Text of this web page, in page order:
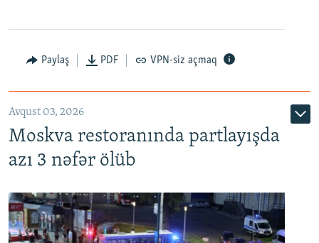
Paylaş PDF VPN-siz açmaq
Avqust 03, 2026
Moskva restoranında partlayışda
azı 3 nəfər ölüb